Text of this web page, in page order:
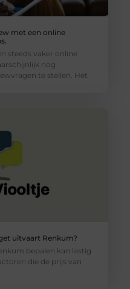
met een online
steeds vaker online
nog
te stellen. Het
uitvaart Renkum?
bepalen kan lastig
die de prijs van